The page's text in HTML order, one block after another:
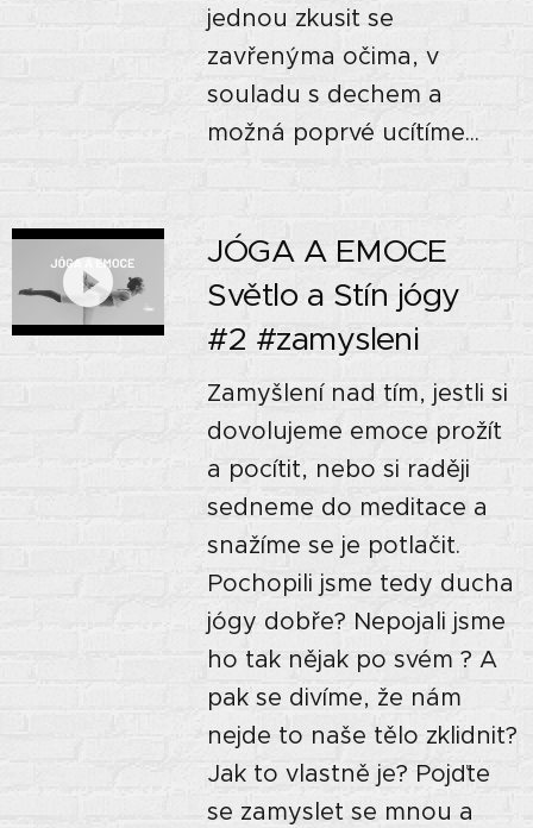
jednou zkusit se
zavřenýma očima, v
souladu s dechem a
možná poprvé ucítíme...
JÓGA A EMOCE 🙏🏼
Světlo a Stín jógy🌘
#2 #zamysleni
Zamyšlení nad tím, jestli si
dovolujeme emoce prožít
a pocítit, nebo si raději
sedneme do meditace a
snažíme se je potlačit.
Pochopili jsme tedy ducha
jógy dobře? Nepojali jsme
ho tak nějak po svém ? A
pak se divíme, že nám
nejde to naše tělo zklidnit?
Jak to vlastně je? Pojďte
se zamyslet se mnou a